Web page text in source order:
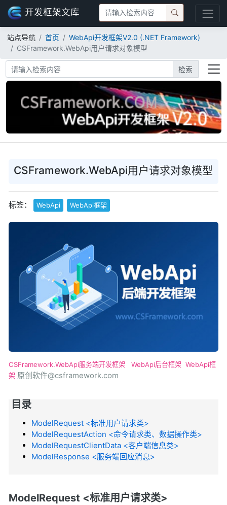
开发框架文库
站点导航 首页
WebApi开发框架V2.0 (.NET Framework)
CSFramework.WebApi用户请求对象模型
检索
CSFramework.WebApi用户请求对象模型
标签： WebApi WebApi框架
CSFramework.WebApi服务端开发框架 WebApi后台框架 WebApi框
架 原创软件@csframework.com
目录
ModelRequest <标准用户请求类>
ModelRequestAction <命令请求类、数据操作类>
ModelRequestClientData <客户端信息类>
ModelResponse <服务端回应消息>
ModelRequest <标准用户请求类>